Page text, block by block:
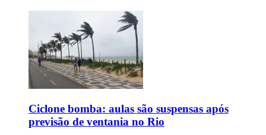
Ciclone bomba: aulas são suspensas após
previsão de ventania no Rio